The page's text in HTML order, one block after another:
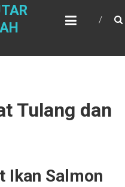
Tulang dan
Ikan Salmon